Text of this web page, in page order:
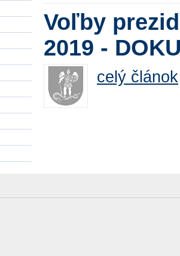
Voľby
2019 -
celý článok